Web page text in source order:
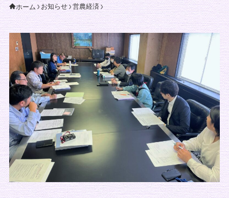
ホーム お知らせ 営農経済